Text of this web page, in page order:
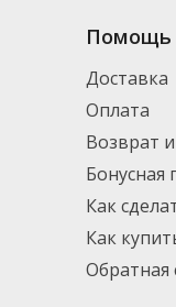
Помощь
Доставка
Оплата
Возврат
Бонусная
Как
Как
Обратная